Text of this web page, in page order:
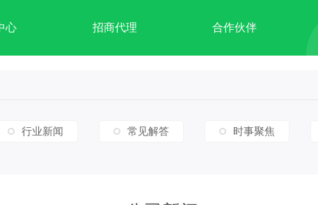
心 招商代理 合作伙伴
行业新闻 常见解答 时事聚焦